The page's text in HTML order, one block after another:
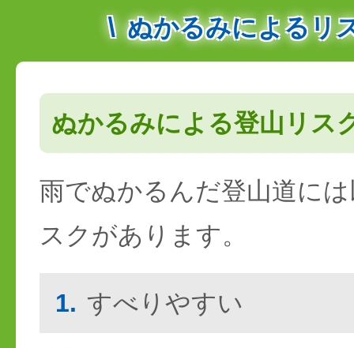
ぬかるみによるリ
ぬかるみによる登山リス
雨でぬかるんだ登山道に
スクがあります。
1. すべりやすい